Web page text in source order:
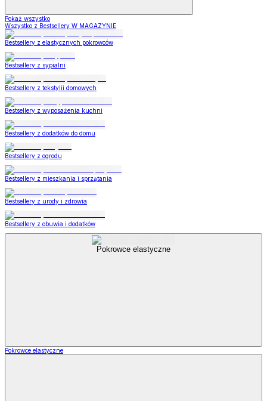
Pokaż wszystko
Wszystko z Bestsellery W MAGAZYNIE
Bestsellery z elastycznych pokrowców
Bestsellery z sypialni
Bestsellery z tekstylii domowych
Bestsellery z wyposażenia kuchni
Bestsellery z dodatków do domu
Bestsellery z ogrodu
Bestsellery z mieszkania i sprzątania
Bestsellery z urody i zdrowia
Bestsellery z obuwia i dodatków
Pokrowce elastyczne
Pokrowce elastyczne